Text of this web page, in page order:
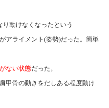
動けなくなったという
アライメント(姿勢)だった。簡単
ない状態だった。
甲骨の動きをだしある程度動け